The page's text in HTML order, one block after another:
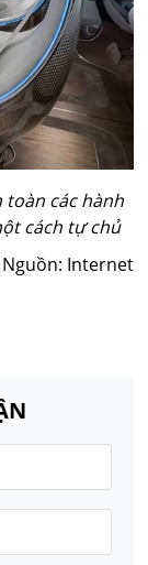
toàn các hành
cách tự chủ
Nguồn: Internet